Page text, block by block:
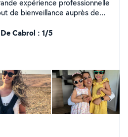
de bienveillance auprès de
(traductrice interprète à la
ma personne et voir le
patients me donne une
faisant plaisir et en leur
possible NB : je propose des
les gros contrats Paiement
Cabrol : 1/5